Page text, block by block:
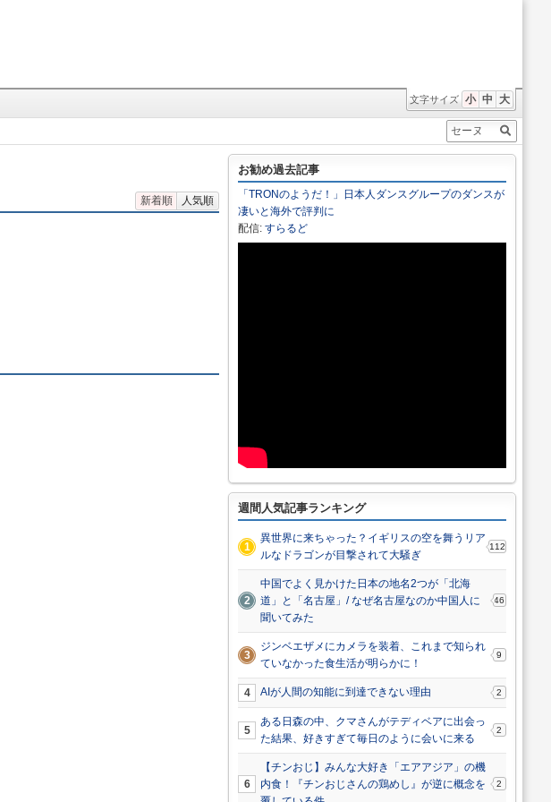
文字サイズ 小 中 大
新着順 人気順
お勧め過去記事
「TRONのようだ！」日本人ダンスグループのダンスが
凄いと海外で評判に
配信: すらるど
週間人気記事ランキング
1
異世界に来ちゃった？イギリスの空を舞うリア
ルなドラゴンが目撃されて大騒ぎ
112
2
中国でよく見かけた日本の地名2つが「北海
道」と「名古屋」/ なぜ名古屋なのか中国人に
聞いてみた
46
3
ジンベエザメにカメラを装着、これまで知られ
ていなかった食生活が明らかに！
9
4 AIが人間の知能に到達できない理由 2
5
ある日森の中、クマさんがテディベアに出会っ
た結果、好きすぎて毎日のように会いに来る
2
6
【チンおじ】みんな大好き「エアアジア」の機
内食！『チンおじさんの鶏めし』が逆に概念を
2